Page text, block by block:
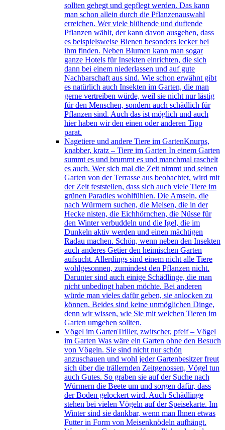
sollten gehegt und gepflegt werden. Das kann
man schon allein durch die Pflanzenauswahl
erreichen. Wer viele blühende und duftende
Pflanzen wählt, der kann davon ausgehen, dass
es beispielsweise Bienen besonders lecker bei
ihm finden. Neben Blumen kann man sogar
ganze Hotels für Insekten einrichten, die sich
dann bei einem niederlassen und auf gute
Nachbarschaft aus sind. Wie schon erwähnt gibt
es natürlich auch Insekten im Garten, die man
gerne vertreiben würde, weil sie nicht nur lästig
für den Menschen, sondern auch schädlich für
Pflanzen sind. Auch das ist möglich und auch
hier haben wir den einen oder anderen Tipp
parat.
Nagetiere und andere Tiere im GartenKnurps,
knabber, kratz – Tiere im Garten In einem Garten
summt es und brummt es und manchmal raschelt
es auch. Wer sich mal die Zeit nimmt und seinen
Garten von der Terrasse aus beobachtet, wird mit
der Zeit feststellen, dass sich auch viele Tiere im
grünen Paradies wohlfühlen. Die Amseln, die
nach Würmern suchen, die Meisen, die in der
Hecke nisten, die Eichhörnchen, die Nüsse für
den Winter verbuddeln und die Igel, die im
Dunkeln aktiv werden und einen mächtigen
Radau machen. Schön, wenn neben den Insekten
auch anderes Getier den heimischen Garten
aufsucht. Allerdings sind einem nicht alle Tiere
wohlgesonnen, zumindest den Pflanzen nicht.
Darunter sind auch einige Schädlinge, die man
nicht unbedingt haben möchte. Bei anderen
würde man vieles dafür geben, sie anlocken zu
können. Beides sind keine unmöglichen Dinge,
denn wir wissen, wie Sie mit welchen Tieren im
Garten umgehen sollten.
Vögel im GartenTriller, zwitscher, pfeif – Vögel
im Garten Was wäre ein Garten ohne den Besuch
von Vögeln. Sie sind nicht nur schön
anzuschauen und wohl jeder Gartenbesitzer freut
sich über die trällernden Zeitgenossen, Vögel tun
auch Gutes. So graben sie auf der Suche nach
Würmern die Beete um und sorgen dafür, dass
der Boden gelockert wird. Auch Schädlinge
stehen bei vielen Vögeln auf der Speisekarte. Im
Winter sind sie dankbar, wenn man Ihnen etwas
Futter in Form von Meisenknödeln aufhängt.